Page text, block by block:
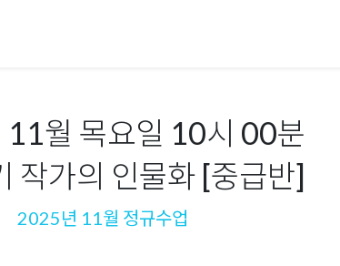
월 목요일 10시 00분
작가의 인물화 [중급반]
2025년 11월 정규수업